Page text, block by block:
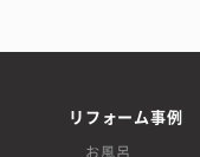
リフォーム事例
お風呂